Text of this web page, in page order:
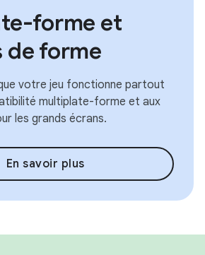
forme et
de forme
votre jeu fonctionne partout
multiplate-forme et aux
les grands écrans.
En savoir plus